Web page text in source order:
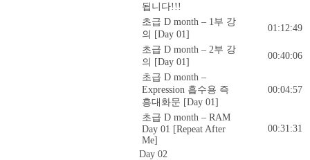
됩니다!!!
초급 D month – 1부 강
의 [Day 01]
01:12:49
초급 D month – 2부 강
의 [Day 01]
00:40:06
초급 D month –
Expression 흡수용 즉
흥대화문 [Day 01]
00:04:57
초급 D month – RAM
Day 01 [Repeat After
Me]
00:31:31
Day 02